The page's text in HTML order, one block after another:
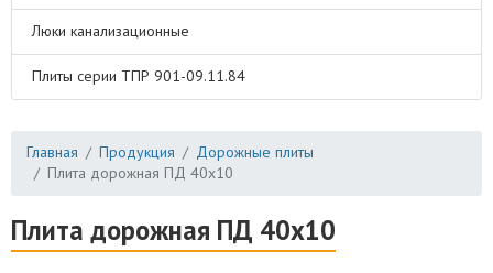
Люки канализационные
Плиты серии ТПР 901-09.11.84
Главная Продукция
Дорожные плиты
Плита дорожная ПД 40х10
Плита дорожная ПД 40х10